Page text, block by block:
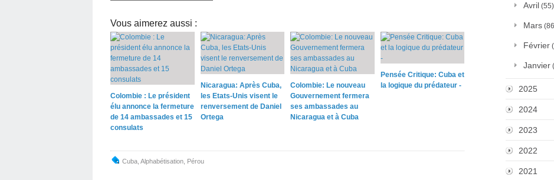
Vous aimerez aussi :
Colombie : Le président
élu annonce la fermeture
de 14 ambassades et 15
consulats
Nicaragua: Après Cuba,
les Etats-Unis visent le
renversement de Daniel
Ortega
Colombie: Le nouveau
Gouvernement fermera
ses ambassades au
Nicaragua et à Cuba
Pensée Critique: Cuba et
la logique du prédateur -
Cuba Alphabétisation Pérou
Avril (55)
Mars
Février
Janvier
2025
2024
2023
2022
2021